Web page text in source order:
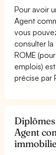
Pour avoir
Agent
vous
consulter
ROME
emplois)
précise par
Agent